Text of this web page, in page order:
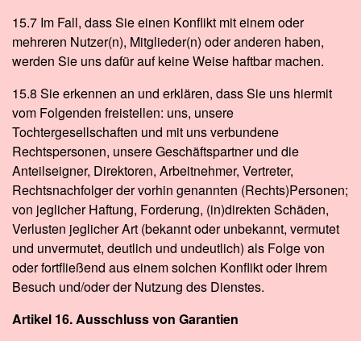
15.7 Im Fall, dass Sie einen Konflikt mit einem oder
mehreren Nutzer(n), Mitglieder(n) oder anderen haben,
werden Sie uns dafür auf keine Weise haftbar machen.
15.8 Sie erkennen an und erklären, dass Sie uns hiermit
vom Folgenden freistellen: uns, unsere
Tochtergesellschaften und mit uns verbundene
Rechtspersonen, unsere Geschäftspartner und die
Anteilseigner, Direktoren, Arbeitnehmer, Vertreter,
Rechtsnachfolger der vorhin genannten (Rechts)Personen;
von jeglicher Haftung, Forderung, (in)direkten Schäden,
Verlusten jeglicher Art (bekannt oder unbekannt, vermutet
und unvermutet, deutlich und undeutlich) als Folge von
oder fortfließend aus einem solchen Konflikt oder Ihrem
Besuch und/oder der Nutzung des Dienstes.
Artikel 16. Ausschluss von Garantien